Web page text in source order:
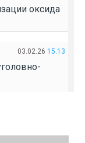
оксида
03.02.26 15:13